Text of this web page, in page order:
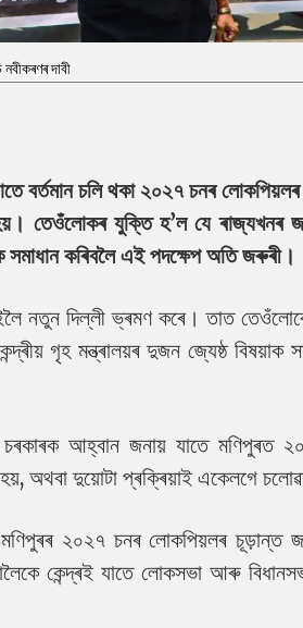
দাবী
বৰ্তমান চলি থকা ২০২৭ চনৰ
তেওঁলোকৰ যুক্তি হ’ল যে ৰাজ্যখনৰ
কৰিবলৈ এই পদক্ষেপ অতি জৰুৰী।
নতুন দিল্লী ভ্ৰমণ কৰে। তাত
গৃহ মন্ত্ৰালয়ৰ দুজন জ্যেষ্ঠ বিষয়াক
আহ্বান জনায় যাতে মণিপুৰত
অথবা দুয়োটা প্ৰক্ৰিয়াই একেলগে
২০২৭ চনৰ লোকপিয়লৰ চূড়ান্ত
কেন্দ্ৰই যাতে লোকসভা আৰু